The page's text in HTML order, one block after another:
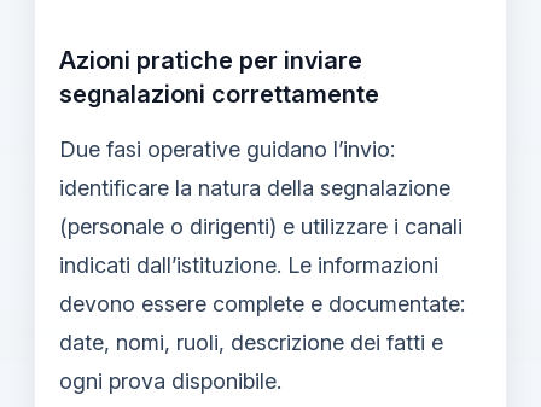
Azioni pratiche per inviare
segnalazioni correttamente
Due fasi operative guidano l’invio:
identificare la natura della segnalazione
(personale o dirigenti) e utilizzare i canali
indicati dall’istituzione. Le informazioni
devono essere complete e documentate:
date, nomi, ruoli, descrizione dei fatti e
ogni prova disponibile.